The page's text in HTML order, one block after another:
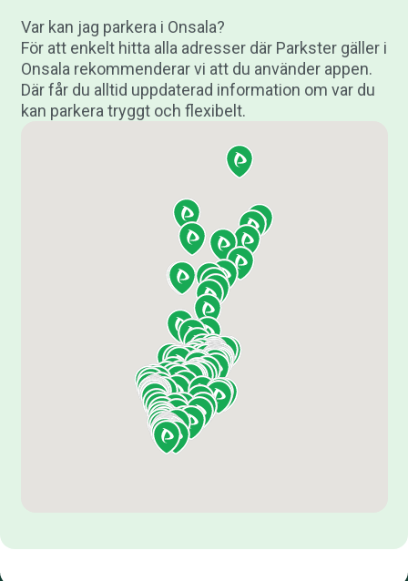
Var kan jag parkera i Onsala?
För att enkelt hitta alla adresser där Parkster gäller i
Onsala rekommenderar vi att du använder appen.
Där får du alltid uppdaterad information om var du
kan parkera tryggt och flexibelt.